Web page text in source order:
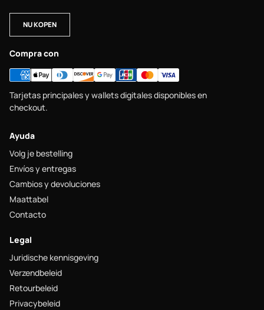
NU KOPEN
Compra con
Tarjetas principales y wallets digitales disponibles en
checkout.
Ayuda
Volg je bestelling
Envíos y entregas
Cambios y devoluciones
Maattabel
Contacto
Legal
Juridische kennisgeving
Verzendbeleid
Retourbeleid
Privacybeleid